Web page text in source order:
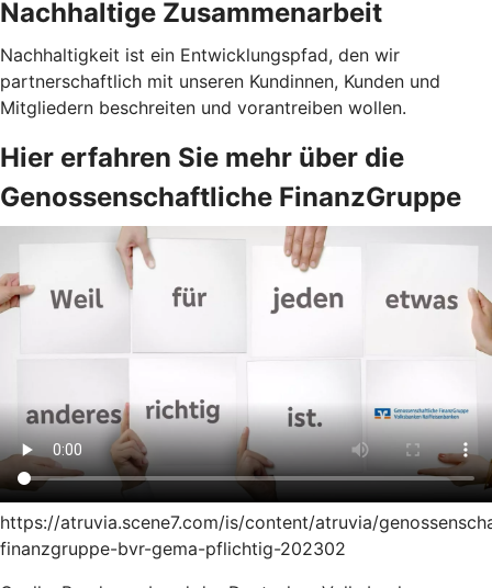
Nachhaltige Zusammenarbeit
Nachhaltigkeit ist ein Entwicklungspfad, den wir
partnerschaftlich mit unseren Kundinnen, Kunden und
Mitgliedern beschreiten und vorantreiben wollen.
Hier erfahren Sie mehr über die
Genossenschaftliche FinanzGruppe
https://atruvia.scene7.com/is/content/atruvia/
finanzgruppe-bvr-gema-pflichtig-202302